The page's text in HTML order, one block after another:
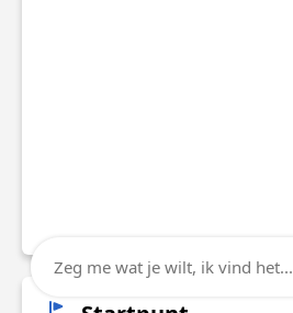
Zeg me wat je wilt, ik vind het...